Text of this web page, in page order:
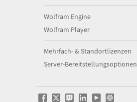
Wolfram Engine
Wolfram Player
Mehrfach- & Standortlizenzen
Server-Bereitstellungsoptionen